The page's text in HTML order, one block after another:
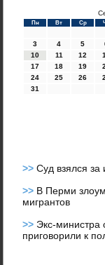
Пн Вт Ср
3
4 5
10
11 12
17
18 19
24
25 26
31
>>Суд взялся за
>> В Перми
мигрантов
>> Экс-министра
приговорили к